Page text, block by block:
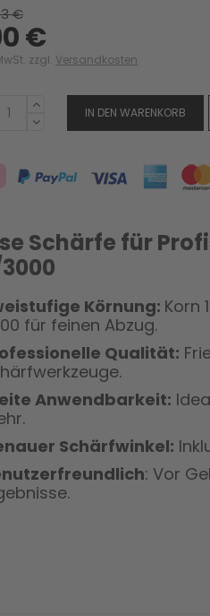
€
€
zzgl. Versandkosten
IN DEN WARENKORB
Schärfe für
Körnung: Korn
für feinen Abzug.
Qualität:
Anwendbarkeit:
Schärfwinkel:
: Vor